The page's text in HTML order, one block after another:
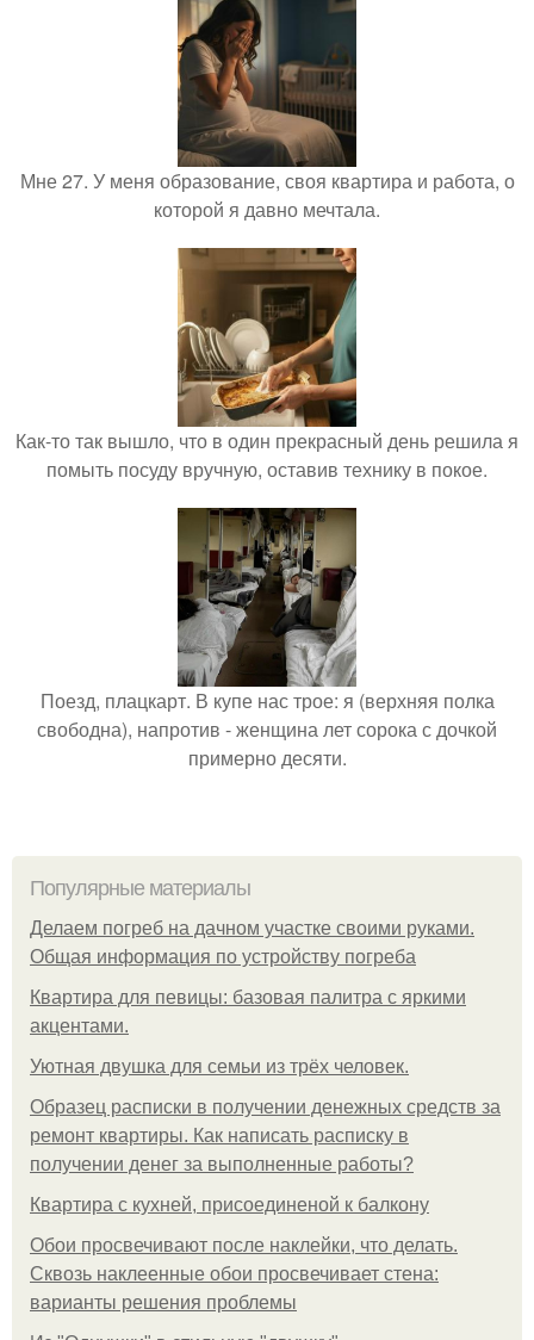
Мне 27. У меня образование, своя квартира и работа, о
которой я давно мечтала.
Как-то так вышло, что в один прекрасный день решила я
помыть посуду вручную, оставив технику в покое.
Поезд, плацкарт. В купе нас трое: я (верхняя полка
свободна), напротив - женщина лет сорока с дочкой
примерно десяти.
Популярные материалы
Делаем погреб на дачном участке своими руками.
Общая информация по устройству погреба
Квартира для певицы: базовая палитра с яркими
акцентами.
Уютная двушка для семьи из трёх человек.
Образец расписки в получении денежных средств за
ремонт квартиры. Как написать расписку в
получении денег за выполненные работы?
Квартира с кухней, присоединеной к балкону
Обои просвечивают после наклейки, что делать.
Сквозь наклеенные обои просвечивает стена:
варианты решения проблемы